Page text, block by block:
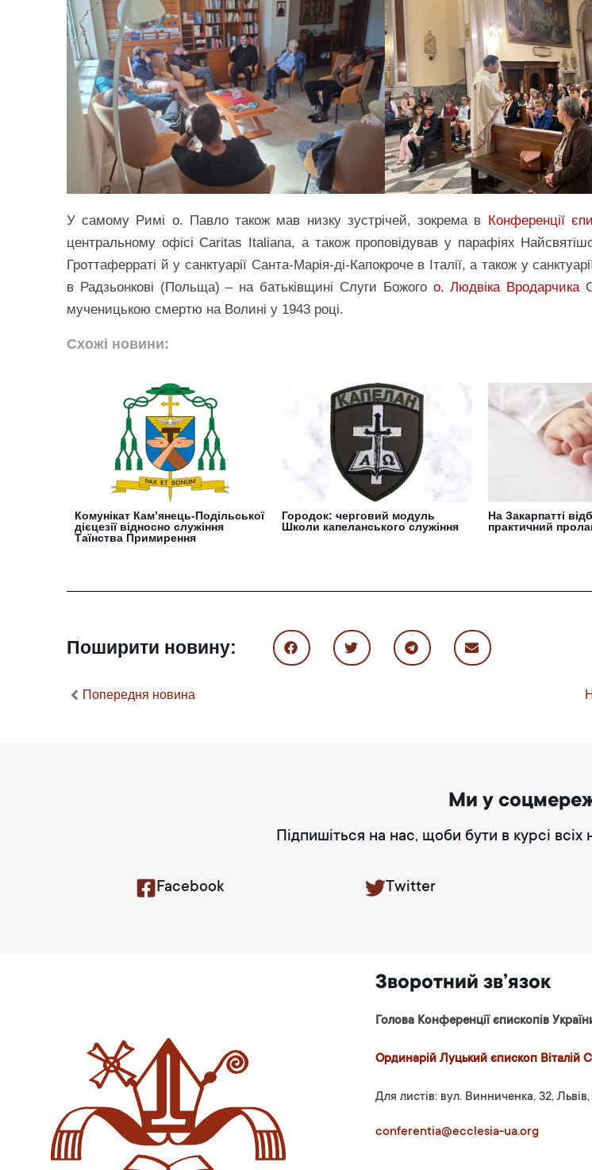
У самому Римі о. Павло також мав низку зустрічей, зокрема в Конференції
центральному офісі Caritas Italiana, а також проповідував у парафіях
Гроттаферраті й у санктуарії Санта-Марія-ді-Капокроче в Італії, а також у
в Радзьонкові (Польща) – на батьківщині Слуги Божого о. Людвіка Вродарчика
мученицькою смертю на Волині у 1943 році.
Схожі новини:
Комунікат Кам’янець-Подільської
дієцезії відносно служіння
Таїнства Примирення
Городок: черговий модуль
Школи капеланського служіння
На Закарпатті
практичний
Поширити новину:
Попередня новина
Ми у
Підпишіться на нас, щоби бути в курсі всіх
Facebook Twitter
Зворотний зв’язок
Голова Конференції єпископів
Ординарій Луцький єпископ Віталій
Для листів: вул. Винниченка, 32,
conferentia@ecclesia-ua.org